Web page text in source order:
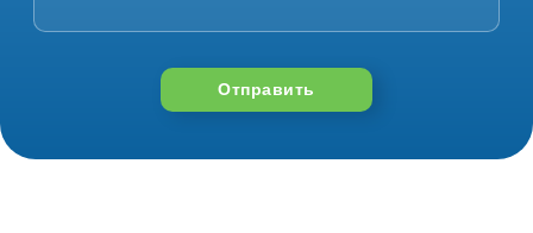
Отправить